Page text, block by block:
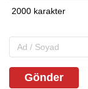
Gönder